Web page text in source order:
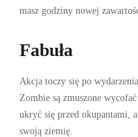
masz godziny nowej
Fabuła
Akcja toczy się po
Zombie są zmuszone
ukryć się przed okupantami,
swoją ziemię.